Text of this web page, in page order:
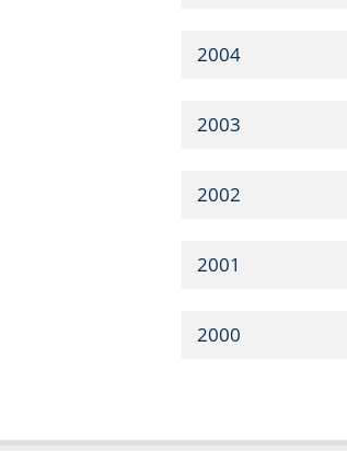
2004
2003
2002
2001
2000